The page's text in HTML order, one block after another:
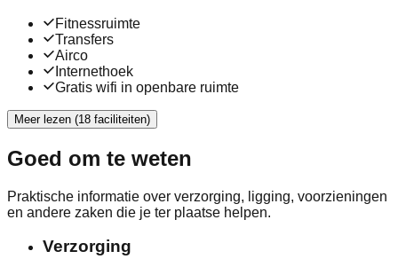
Fitnessruimte
Transfers
Airco
Internethoek
Gratis wifi in openbare ruimte
Meer lezen (18 faciliteiten)
Goed om te weten
Praktische informatie over verzorging, ligging, voorzieningen
en andere zaken die je ter plaatse helpen.
Verzorging